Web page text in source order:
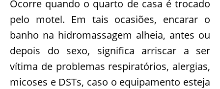
Ocorre quando o quarto de casa é trocado
pelo motel. Em tais ocasiões, encarar o
banho na hidromassagem alheia, antes ou
depois do sexo, significa arriscar a ser
vítima de problemas respiratórios, alergias,
micoses e DSTs, caso o equipamento esteja